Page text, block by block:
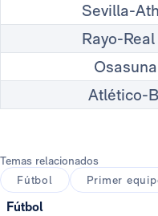
Sevilla-
Rayo-
Atlético-
Temas relacionados
Fútbol
Primer
Fútbol